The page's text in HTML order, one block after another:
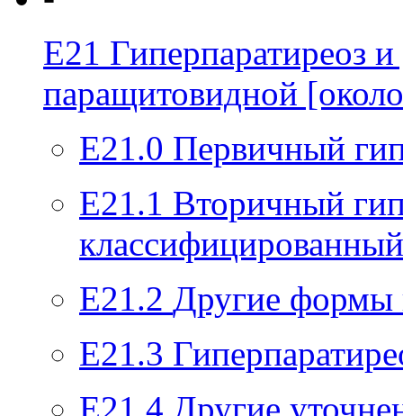
E21 Гиперпаратиреоз
паращитовидной
E21.0 Первичный
E21.1 Вторичный
E21.2 Другие формы
E21.3
E21.4 Другие